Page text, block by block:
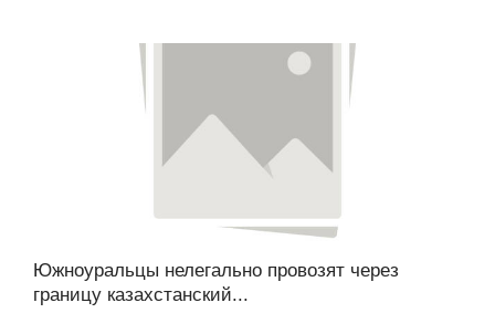
Южноуральцы нелегально провозят через
границу казахстанский...